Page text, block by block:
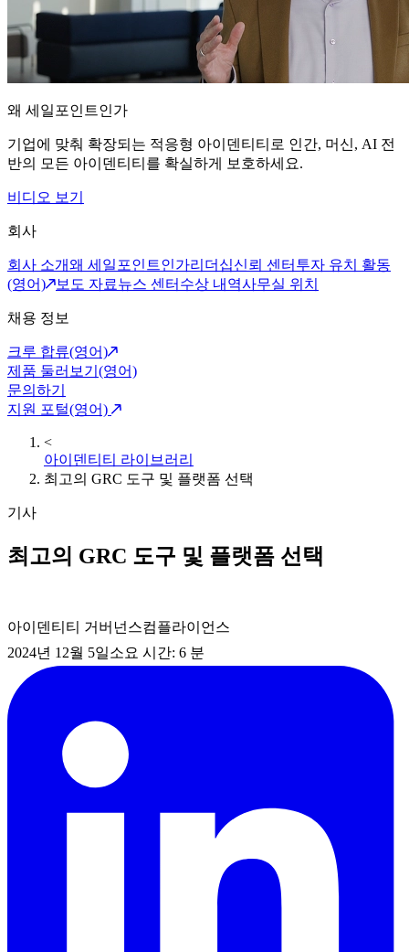
왜 세일포인트인가
기업에 맞춰 확장되는 적응형 아이덴티티로 인간, 머신, AI 전
반의 모든 아이덴티티를 확실하게 보호하세요.
비디오 보기
회사
회사 소개왜 세일포인트인가리더십신뢰 센터 투자 유치 활동
(영어)
보도 자료뉴스 센터 수상 내역사무실 위치
채용 정보
크루 합류(영어)
제품 둘러보기(영어)
문의하기
지원 포털(영어)
<
아이덴티티 라이브러리
최고의 GRC 도구 및 플랫폼 선택
기사
최고의 GRC 도구 및 플랫폼 선택
아이덴티티 거버넌스컴플라이언스
2024년 12월 5일소요 시간: 6 분